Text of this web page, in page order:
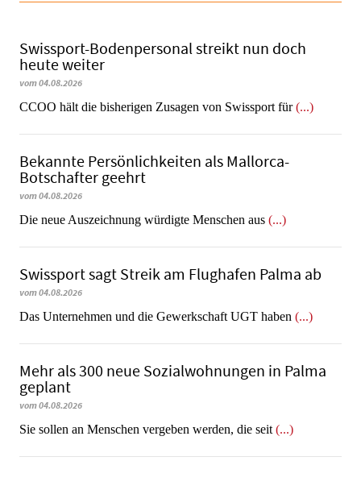
Swissport-Bodenpersonal streikt nun doch
heute weiter
vom 04.08.2026
CCOO hält die bisherigen Zusagen von Swissport für(...)
Bekannte Persönlichkeiten als Mallorca-
Botschafter geehrt
vom 04.08.2026
Die neue Auszeichnung würdigte Menschen aus (...)
Swissport sagt Streik am Flughafen Palma ab
vom 04.08.2026
Das Unternehmen und die Gewerkschaft UGT haben (...)
Mehr als 300 neue Sozialwohnungen in Palma
geplant
vom 04.08.2026
Sie sollen an Menschen vergeben werden, die seit (...)